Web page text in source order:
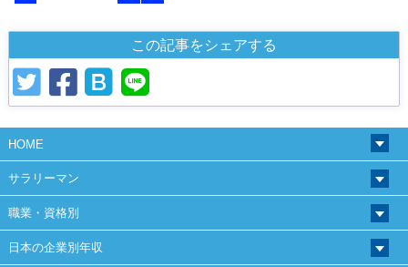
この記事をシェアする
HOME
サラリーマン
職業・資格別
日本の企業別年収